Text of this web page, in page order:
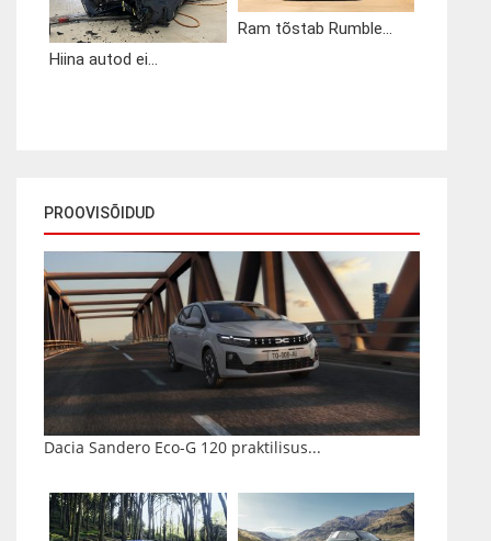
Hiina autod ei...
Ram tõstab Rumble...
PROOVISÕIDUD
Dacia Sandero Eco-G 120 praktilisus...